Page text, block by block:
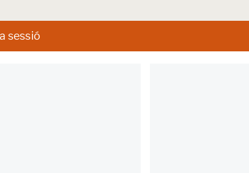
sessió